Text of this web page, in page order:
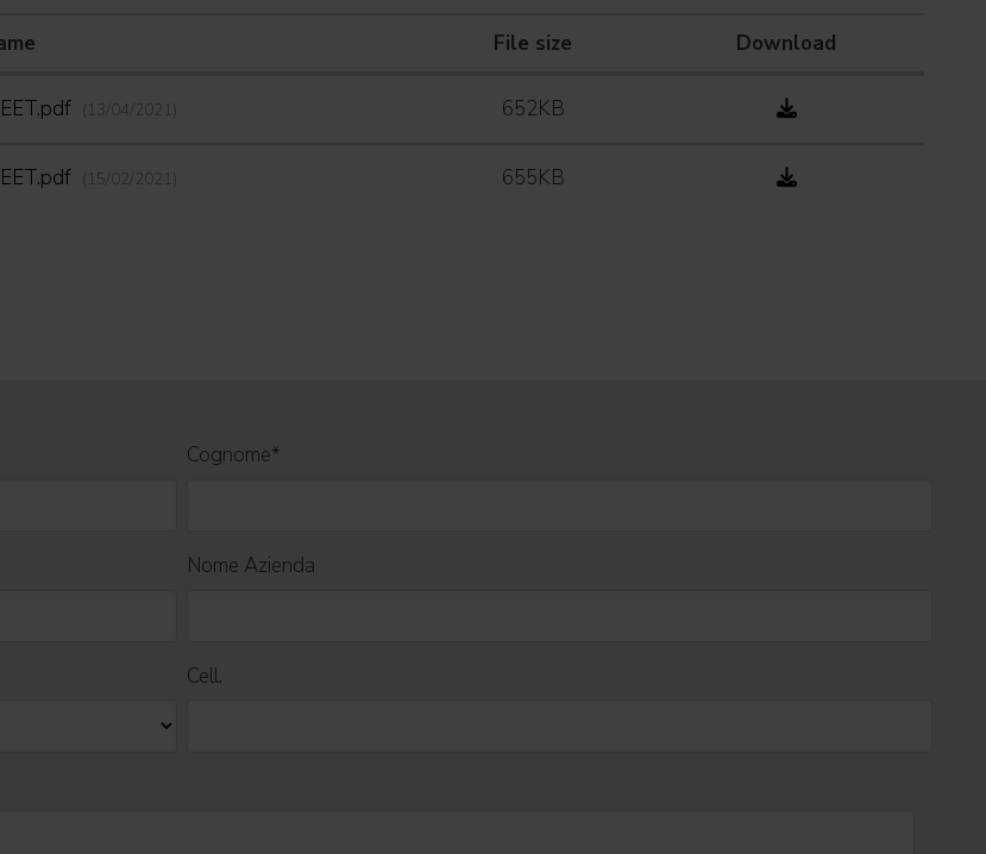
File size Download
(13/04/2021) 652KB
(15/02/2021) 655KB
Cognome*
Nome Azienda
Cell.